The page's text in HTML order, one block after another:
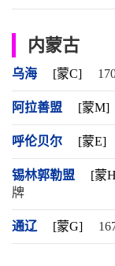
内蒙古
乌海 [蒙C]
阿拉善盟 [蒙M]
呼伦贝尔 [蒙E]
锡林郭勒盟 [蒙
牌
通辽 [蒙G]